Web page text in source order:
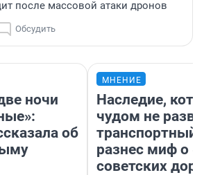
после массовой атаки дронов
Обсудить
ночи
об
МНЕНИЕ
Наследие,
чудом не
транспортный
разнес миф о
советских